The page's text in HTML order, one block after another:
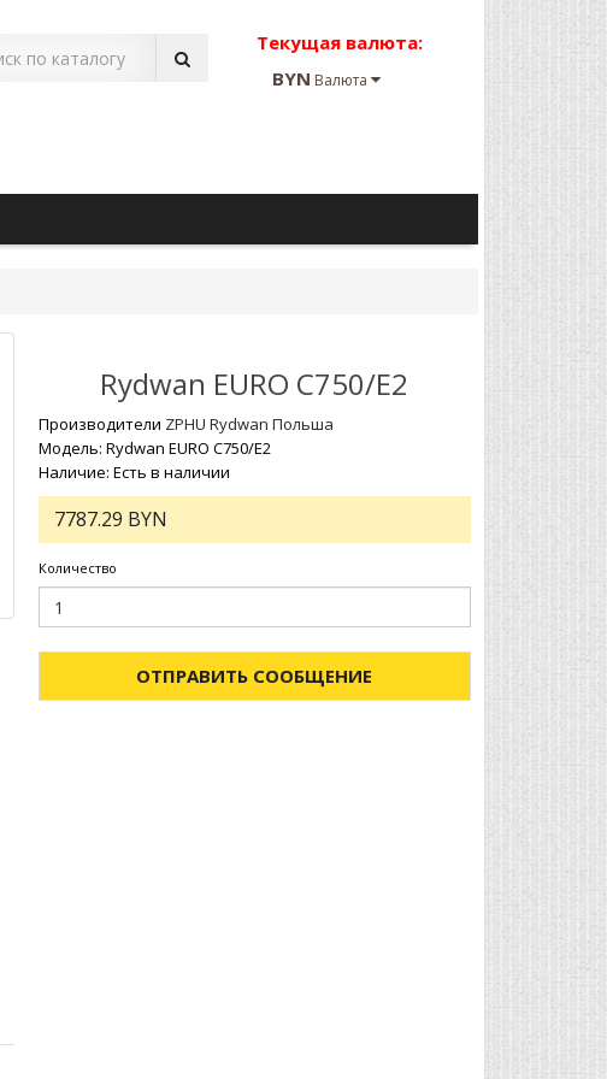
Текущая валюта:
BYN Валюта
Rydwan EURO C750/E2
Производители ZPHU Rydwan Польша
Модель: Rydwan EURO C750/E2
Наличие: Есть в наличии
7787.29 BYN
Количество
ОТПРАВИТЬ СООБЩЕНИЕ